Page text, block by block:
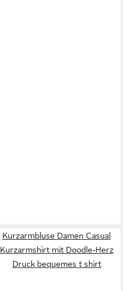
Kurzarmbluse Damen Casual
Kurzarmshirt mit Doodle-Herz
Druck bequemes t shirt